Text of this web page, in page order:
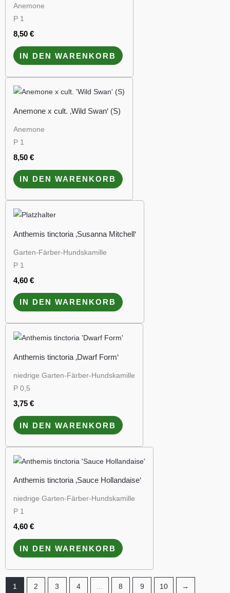
Anemone
P 1
8,50 €
IN DEN WARENKORB
Anemone x cult. ‚Wild Swan‘ (S)
Anemone
P 1
8,50 €
IN DEN WARENKORB
Anthemis tinctoria ‚Susanna Mitchell‘
Garten-Färber-Hundskamille
P 1
4,60 €
IN DEN WARENKORB
Anthemis tinctoria ‚Dwarf Form‘
niedrige Garten-Färber-Hundskamille
P 0,5
3,75 €
IN DEN WARENKORB
Anthemis tinctoria ‚Sauce Hollandaise‘
niedrige Garten-Färber-Hundskamille
P 1
4,60 €
IN DEN WARENKORB
1 2 3 4 8 9 10 →